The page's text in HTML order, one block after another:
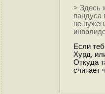
> Здесь
пандуса
не
Если
Хурд,
Откуда
считает